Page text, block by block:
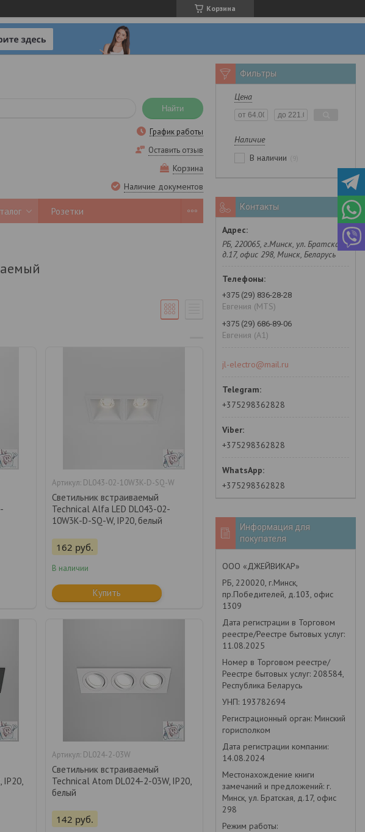
Корзина
Найти
График работы
Оставить отзыв
Корзина
Наличие документов
Розетки
DL043-02-10W3K-D-SQ-W
Светильник встраиваемый
Technical Alfa LED DL043-02-
10W3K-D-SQ-W, IP20, белый
162 руб.
В наличии
Купить
IP20,
DL024-2-03W
Светильник встраиваемый
Technical Atom DL024-2-03W, IP20,
белый
142 руб.
Фильтры
Цена
Наличие
В наличии
Контакты
РБ, 220065, г.Минск, ул. Братская,
д.17, офис 298, Минск, Беларусь
+375 (29) 836-28-28
Евгения (MTS)
+375 (29) 686-89-06
Евгения (A1)
jl-electro@mail.ru
+375298362828
+375298362828
+375298362828
Информация для
покупателя
ООО «ДЖЕЙВИКАР»
РБ, 220020, г.Минск,
пр.Победителей, д.103, офис
1309
Дата регистрации в Торговом
реестре/Реестре бытовых услуг:
11.08.2025
Номер в Торговом реестре/
Реестре бытовых услуг: 208584,
Республика Беларусь
УНП: 193782694
Регистрационный орган: Минский
горисполком
Дата регистрации компании:
14.08.2024
Местонахождение книги
замечаний и предложений: г.
Минск, ул. Братская, д.17, офис
298
Режим работы: